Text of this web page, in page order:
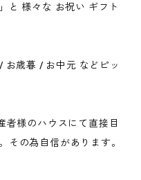
と 様々な お祝い ギフト
歳暮 / お中元 などピッ
者様のハウスにて直接目
その為自信があります。